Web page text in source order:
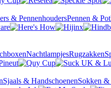
& PennenhoudersPennen &
NachtlampjesRugzakken
Sjaals & HandschoenenSokken &